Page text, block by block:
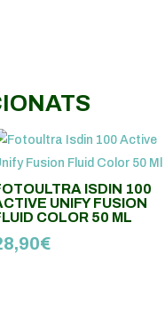
ISDIN 100
UNIFY FUSION
COLOR 50 ML
€